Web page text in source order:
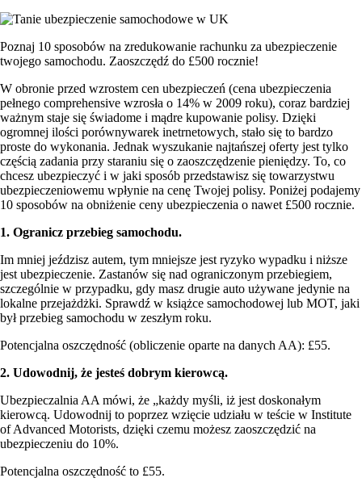
Poznaj 10 sposobów na zredukowanie rachunku za ubezpieczenie
twojego samochodu. Zaoszczędź do £500 rocznie!
W obronie przed wzrostem cen ubezpieczeń (cena ubezpieczenia
pełnego comprehensive wzrosła o 14% w 2009 roku), coraz bardziej
ważnym staje się świadome i mądre kupowanie polisy. Dzięki
ogromnej ilości porównywarek inetrnetowych, stało się to bardzo
proste do wykonania. Jednak wyszukanie najtańszej oferty jest tylko
częścią zadania przy staraniu się o zaoszczędzenie pieniędzy. To, co
chcesz ubezpieczyć i w jaki sposób przedstawisz się towarzystwu
ubezpieczeniowemu wpłynie na cenę Twojej polisy. Poniżej podajemy
10 sposobów na obniżenie ceny ubezpieczenia o nawet £500 rocznie.
1. Ogranicz przebieg samochodu.
Im mniej jeździsz autem, tym mniejsze jest ryzyko wypadku i niższe
jest ubezpieczenie. Zastanów się nad ograniczonym przebiegiem,
szczególnie w przypadku, gdy masz drugie auto używane jedynie na
lokalne przejażdżki. Sprawdź w książce samochodowej lub MOT, jaki
był przebieg samochodu w zeszłym roku.
Potencjalna oszczędność (obliczenie oparte na danych AA): £55.
2. Udowodnij, że jesteś dobrym kierowcą.
Ubezpieczalnia AA mówi, że „każdy myśli, iż jest doskonałym
kierowcą. Udowodnij to poprzez wzięcie udziału w teście w Institute
of Advanced Motorists, dzięki czemu możesz zaoszczędzić na
ubezpieczeniu do 10%.
Potencjalna oszczędność to £55.